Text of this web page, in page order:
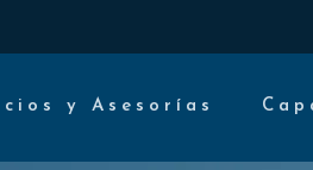
y Asesorías